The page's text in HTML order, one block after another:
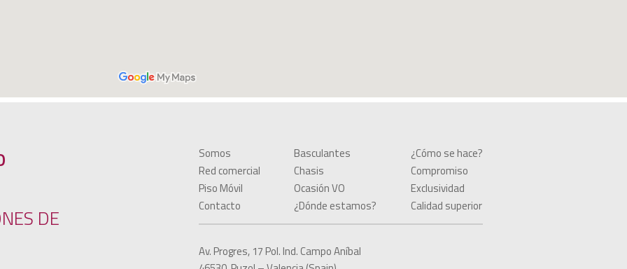
DE
Somos
Red comercial
Piso Móvil
Contacto
Basculantes
Chasis
Ocasión VO
¿Dónde estamos?
¿Cómo se hace?
Compromiso
Exclusividad
Calidad superior
Av. Progres, 17 Pol. Ind. Campo Aníbal